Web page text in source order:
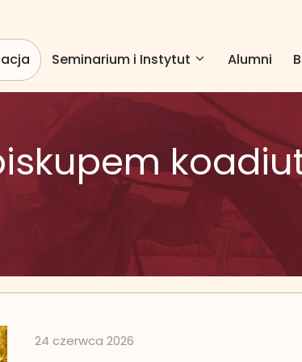
Seminarium i Instytut Alumni
24 czerwca 2026